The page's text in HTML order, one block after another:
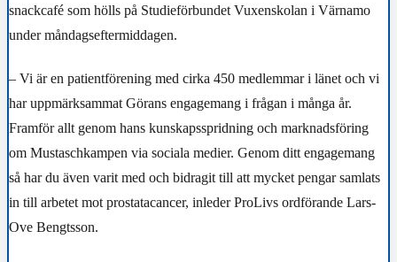
snackcafé som hölls på Studieförbundet Vuxenskolan i Värnamo
under måndagseftermiddagen.
– Vi är en patientförening med cirka 450 medlemmar i länet och vi
har uppmärksammat Görans engagemang i frågan i många år.
Framför allt genom hans kunskapsspridning och marknadsföring
om Mustaschkampen via sociala medier. Genom ditt engagemang
så har du även varit med och bidragit till att mycket pengar samlats
in till arbetet mot prostatacancer, inleder ProLivs ordförande Lars-
Ove Bengtsson.